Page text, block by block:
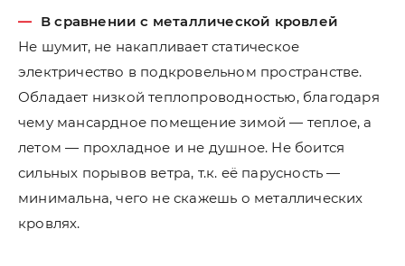
В сравнении с металлической кровлей
Не шумит, не накапливает статическое
электричество в подкровельном пространстве.
Обладает низкой теплопроводностью, благодаря
чему мансардное помещение зимой — теплое, а
летом — прохладное и не душное. Не боится
сильных порывов ветра, т.к. её парусность —
минимальна, чего не скажешь о металлических
кровлях.